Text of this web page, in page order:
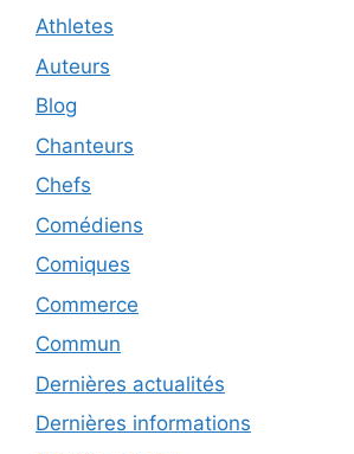
Athletes
Auteurs
Blog
Chanteurs
Chefs
Comédiens
Comiques
Commerce
Commun
Dernières actualités
Dernières informations